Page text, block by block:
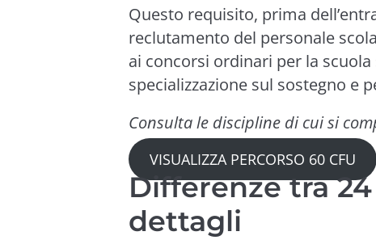
Questo requisito, prima
reclutamento del personale
ai concorsi ordinari per la
specializzazione sul sostegno e
Consulta le discipline di cui si
VISUALIZZA PERCORSO 60 CFU
Differenze tra 24
dettagli